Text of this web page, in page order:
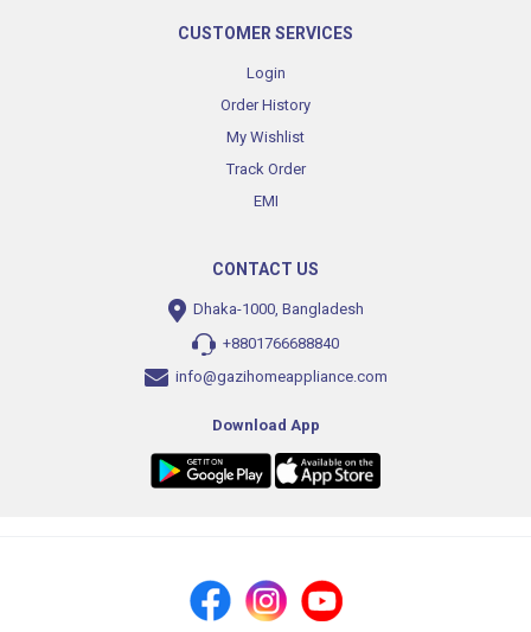
CUSTOMER SERVICES
Login
Order History
My Wishlist
Track Order
EMI
CONTACT US
Dhaka-1000, Bangladesh
+8801766688840
info@gazihomeappliance.com
Download App